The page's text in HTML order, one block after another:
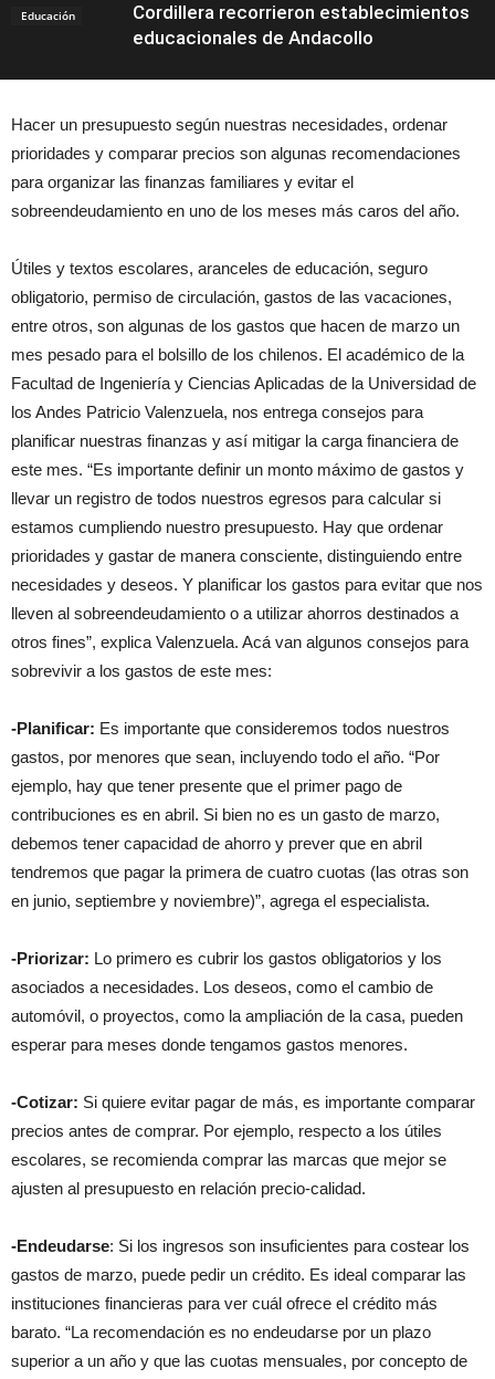
Educación
Cordillera recorrieron establecimientos
educacionales de Andacollo
Hacer un presupuesto según nuestras necesidades, ordenar
prioridades y comparar precios son algunas recomendaciones
para organizar las finanzas familiares y evitar el
sobreendeudamiento en uno de los meses más caros del año.
Útiles y textos escolares, aranceles de educación, seguro
obligatorio, permiso de circulación, gastos de las vacaciones,
entre otros, son algunas de los gastos que hacen de marzo un
mes pesado para el bolsillo de los chilenos. El académico de la
Facultad de Ingeniería y Ciencias Aplicadas de la Universidad de
los Andes Patricio Valenzuela, nos entrega consejos para
planificar nuestras finanzas y así mitigar la carga financiera de
este mes. “Es importante definir un monto máximo de gastos y
llevar un registro de todos nuestros egresos para calcular si
estamos cumpliendo nuestro presupuesto. Hay que ordenar
prioridades y gastar de manera consciente, distinguiendo entre
necesidades y deseos. Y planificar los gastos para evitar que nos
lleven al sobreendeudamiento o a utilizar ahorros destinados a
otros fines”, explica Valenzuela. Acá van algunos consejos para
sobrevivir a los gastos de este mes:
-Planificar: Es importante que consideremos todos nuestros
gastos, por menores que sean, incluyendo todo el año. “Por
ejemplo, hay que tener presente que el primer pago de
contribuciones es en abril. Si bien no es un gasto de marzo,
debemos tener capacidad de ahorro y prever que en abril
tendremos que pagar la primera de cuatro cuotas (las otras son
en junio, septiembre y noviembre)”, agrega el especialista.
-Priorizar: Lo primero es cubrir los gastos obligatorios y los
asociados a necesidades. Los deseos, como el cambio de
automóvil, o proyectos, como la ampliación de la casa, pueden
esperar para meses donde tengamos gastos menores.
-Cotizar: Si quiere evitar pagar de más, es importante comparar
precios antes de comprar. Por ejemplo, respecto a los útiles
escolares, se recomienda comprar las marcas que mejor se
ajusten al presupuesto en relación precio-calidad.
-Endeudarse: Si los ingresos son insuficientes para costear los
gastos de marzo, puede pedir un crédito. Es ideal comparar las
instituciones financieras para ver cuál ofrece el crédito más
barato. “La recomendación es no endeudarse por un plazo
superior a un año y que las cuotas mensuales, por concepto de